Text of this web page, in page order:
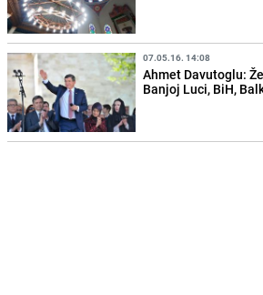
07.05.16. 14:08
Ahmet Davutoglu:
Banjoj Luci, BiH,